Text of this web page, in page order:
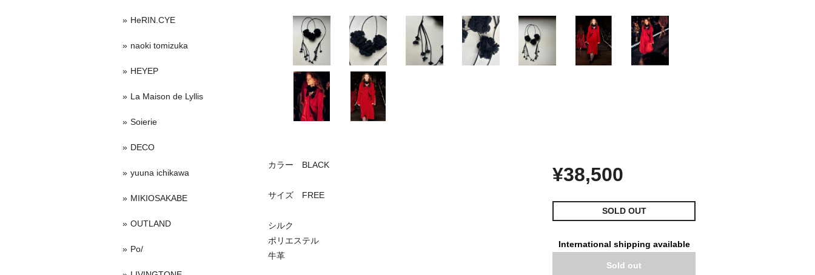
カラー BLACK
サイズ FREE
シルク
ポリエステル
牛革
¥38,500
SOLD OUT
International shipping available
Sold out
HeRIN.CYE
naoki tomizuka
HEYEP
La Maison de Lyllis
Soierie
DECO
yuuna ichikawa
MIKIOSAKABE
OUTLAND
Po/